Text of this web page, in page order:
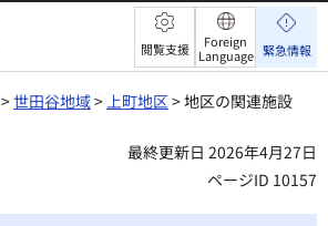
閲覧支援
Foreign
Language 緊急情報
>世田谷地域>上町地区> 地区の関連施設
最終更新日 2026年4月27日
ページID 10157